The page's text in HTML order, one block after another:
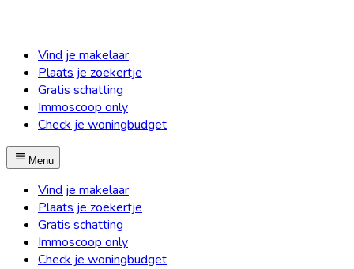
Vind je makelaar
Plaats je zoekertje
Gratis schatting
Immoscoop only
Check je woningbudget
Menu
Vind je makelaar
Plaats je zoekertje
Gratis schatting
Immoscoop only
Check je woningbudget